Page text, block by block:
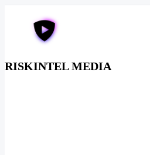
RISKINTEL MEDIA